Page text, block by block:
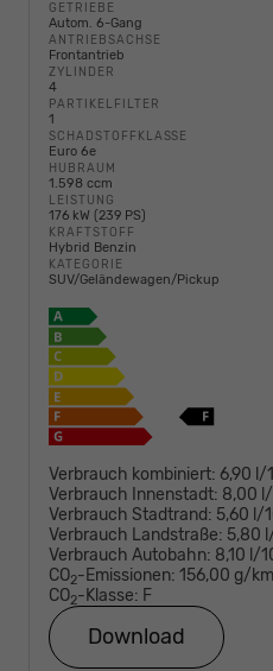
GETRIEBE
Autom. 6-Gang
ANTRIEBSACHSE
Frontantrieb
ZYLINDER
4
PARTIKELFILTER
1
SCHADSTOFFKLASSE
Euro 6e
HUBRAUM
1.598 ccm
LEISTUNG
176 kW (239 PS)
KRAFTSTOFF
Hybrid Benzin
KATEGORIE
SUV/Geländewagen/Pickup
Verbrauch kombiniert: 6,90 l/
Verbrauch Innenstadt: 8,00
Verbrauch Stadtrand: 5,60 l/
Verbrauch Landstraße: 5,80
Verbrauch Autobahn: 8,10 l/
CO2-Emissionen: 156,00 g/km
CO2-Klasse: F
Download